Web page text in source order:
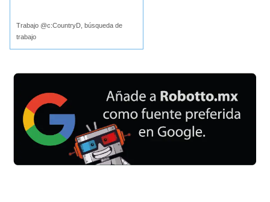
Trabajo @c:CountryD, búsqueda de
trabajo